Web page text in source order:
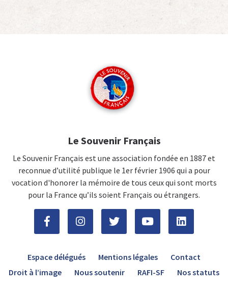
Le Souvenir Français
Le Souvenir Français est une association fondée en 1887 et
reconnue d’utilité publique le 1er février 1906 qui a pour
vocation d'honorer la mémoire de tous ceux qui sont morts
pour la France qu’ils soient Français ou étrangers.
Espace délégués Mentions légales
Contact
Droit à l’image
Nous soutenir RAFI-SF Nos statuts